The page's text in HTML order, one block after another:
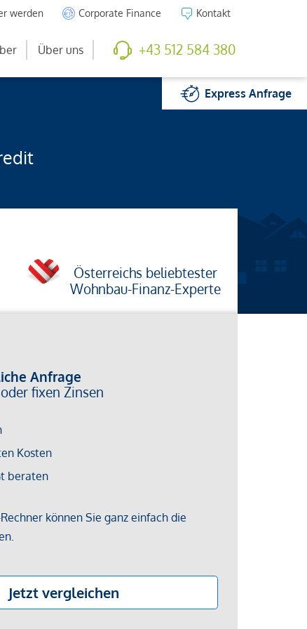
werden Corporate Finance Kontakt
Über uns +43 512 584 380
ExpressAnfrage
Österreichs beliebtester
Wohnbau-Finanz-Experte